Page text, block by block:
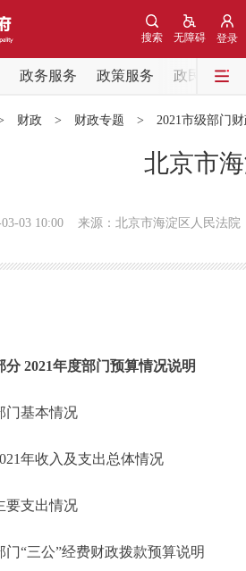
登录
无障碍
搜索
政务服务 政策服务
政民互动
财政 > 财政专题 > 2021市级部门
北京市
03 10:00 来源：北京市海淀区人民法院
分 2021年度部门预算情况说明
基本情况
年收入及支出总体情况
支出情况
三公”经费财政拨款预算说明